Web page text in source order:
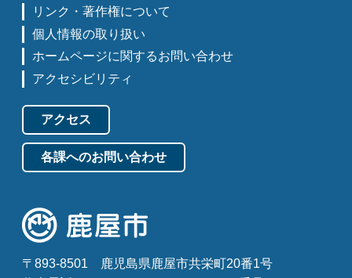
リンク・著作権について
個人情報の取り扱い
ホームページに関するお問い合わせ
アクセシビリティ
アクセス
各課へのお問い合わせ
〒893-8501
鹿児島県鹿屋市共栄町20番1号